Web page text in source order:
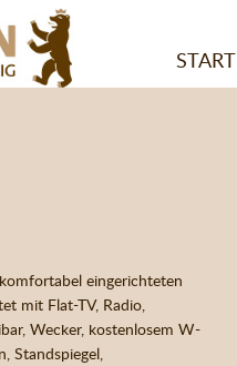
START
eingerichteten
mit Flat-TV, Radio,
Wecker, kostenlosem W-
Standspiegel,